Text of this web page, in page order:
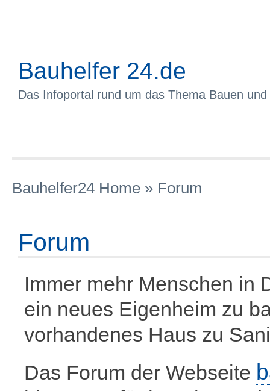
Bauhelfer 24.de
Das Infoportal rund um das Thema Bauen
Bauhelfer24 Home » Forum
Forum
Immer mehr Menschen in
ein neues Eigenheim zu
vorhandenes Haus zu
Das Forum der Webseite